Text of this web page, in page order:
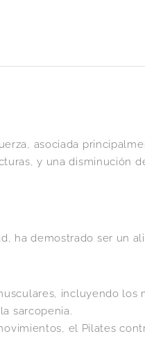
asociada
y una disminución
demostrado ser un
incluyendo
sarcopenia.
el Pilates